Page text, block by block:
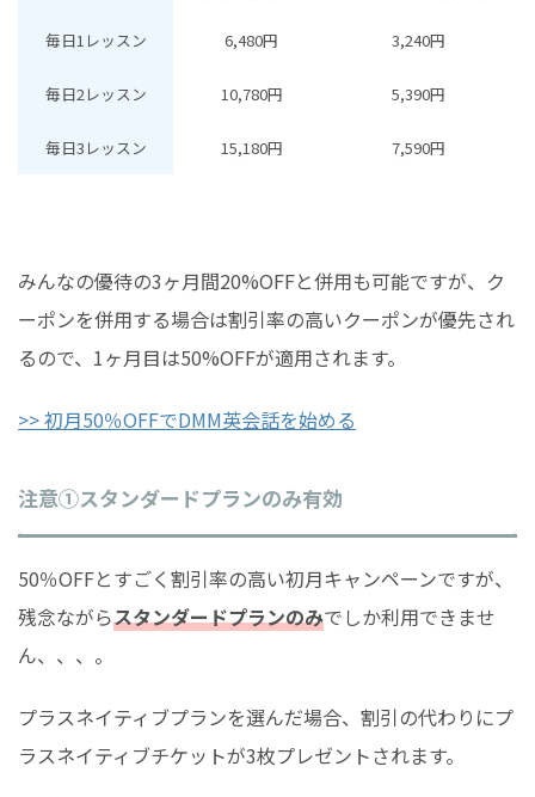
毎日1レッスン 6,480円 3,240円
毎日2レッスン 10,780円 5,390円
毎日3レッスン 15,180円 7,590円
みんなの優待の3ヶ月間20%OFFと併用も可能ですが、ク
ーポンを併用する場合は割引率の高いクーポンが優先され
るので、1ヶ月目は50%OFFが適用されます。
>> 初月50％OFFでDMM英会話を始める
注意①スタンダードプランのみ有効
50％OFFとすごく割引率の高い初月キャンペーンですが、
残念ながらスタンダードプランのみでしか利用できませ
ん、、、。
プラスネイティブプランを選んだ場合、割引の代わりにプ
ラスネイティブチケットが3枚プレゼントされます。